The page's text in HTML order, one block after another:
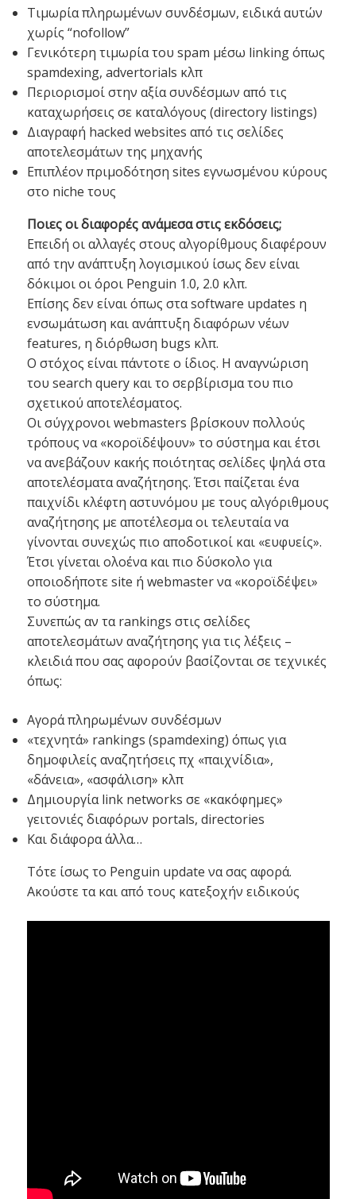
Τιμωρία πληρωμένων συνδέσμων, ειδικά αυτών
χωρίς “nofollow”
Γενικότερη τιμωρία του spam μέσω linking όπως
spamdexing, advertorials κλπ
Περιορισμοί στην αξία συνδέσμων από τις
καταχωρήσεις σε καταλόγους (directory listings)
Διαγραφή hacked websites από τις σελίδες
αποτελεσμάτων της μηχανής
Επιπλέον πριμοδότηση sites εγνωσμένου κύρους
στο niche τους
Ποιες οι διαφορές ανάμεσα στις εκδόσεις;
Επειδή οι αλλαγές στους αλγορίθμους διαφέρουν
από την ανάπτυξη λογισμικού ίσως δεν είναι
δόκιμοι οι όροι Penguin 1.0, 2.0 κλπ.
Επίσης δεν είναι όπως στα software updates η
ενσωμάτωση και ανάπτυξη διαφόρων νέων
features, η διόρθωση bugs κλπ.
Ο στόχος είναι πάντοτε ο ίδιος. Η αναγνώριση
του search query και το σερβίρισμα του πιο
σχετικού αποτελέσματος.
Οι σύγχρονοι webmasters βρίσκουν πολλούς
τρόπους να «κοροϊδέψουν» το σύστημα και έτσι
να ανεβάζουν κακής ποιότητας σελίδες ψηλά στα
αποτελέσματα αναζήτησης. Έτσι παίζεται ένα
παιχνίδι κλέφτη αστυνόμου με τους αλγόριθμους
αναζήτησης με αποτέλεσμα οι τελευταία να
γίνονται συνεχώς πιο αποδοτικοί και «ευφυείς».
Έτσι γίνεται ολοένα και πιο δύσκολο για
οποιοδήποτε site ή webmaster να «κοροϊδέψει»
το σύστημα.
Συνεπώς αν τα rankings στις σελίδες
αποτελεσμάτων αναζήτησης για τις λέξεις –
κλειδιά που σας αφορούν βασίζονται σε τεχνικές
όπως:
Αγορά πληρωμένων συνδέσμων
«τεχνητά» rankings (spamdexing) όπως για
δημοφιλείς αναζητήσεις πχ «παιχνίδια»,
«δάνεια», «ασφάλιση» κλπ
Δημιουργία link networks σε «κακόφημες»
γειτονιές διαφόρων portals, directories
Και διάφορα άλλα…
Τότε ίσως το Penguin update να σας αφορά.
Ακούστε τα και από τους κατεξοχήν ειδικούς